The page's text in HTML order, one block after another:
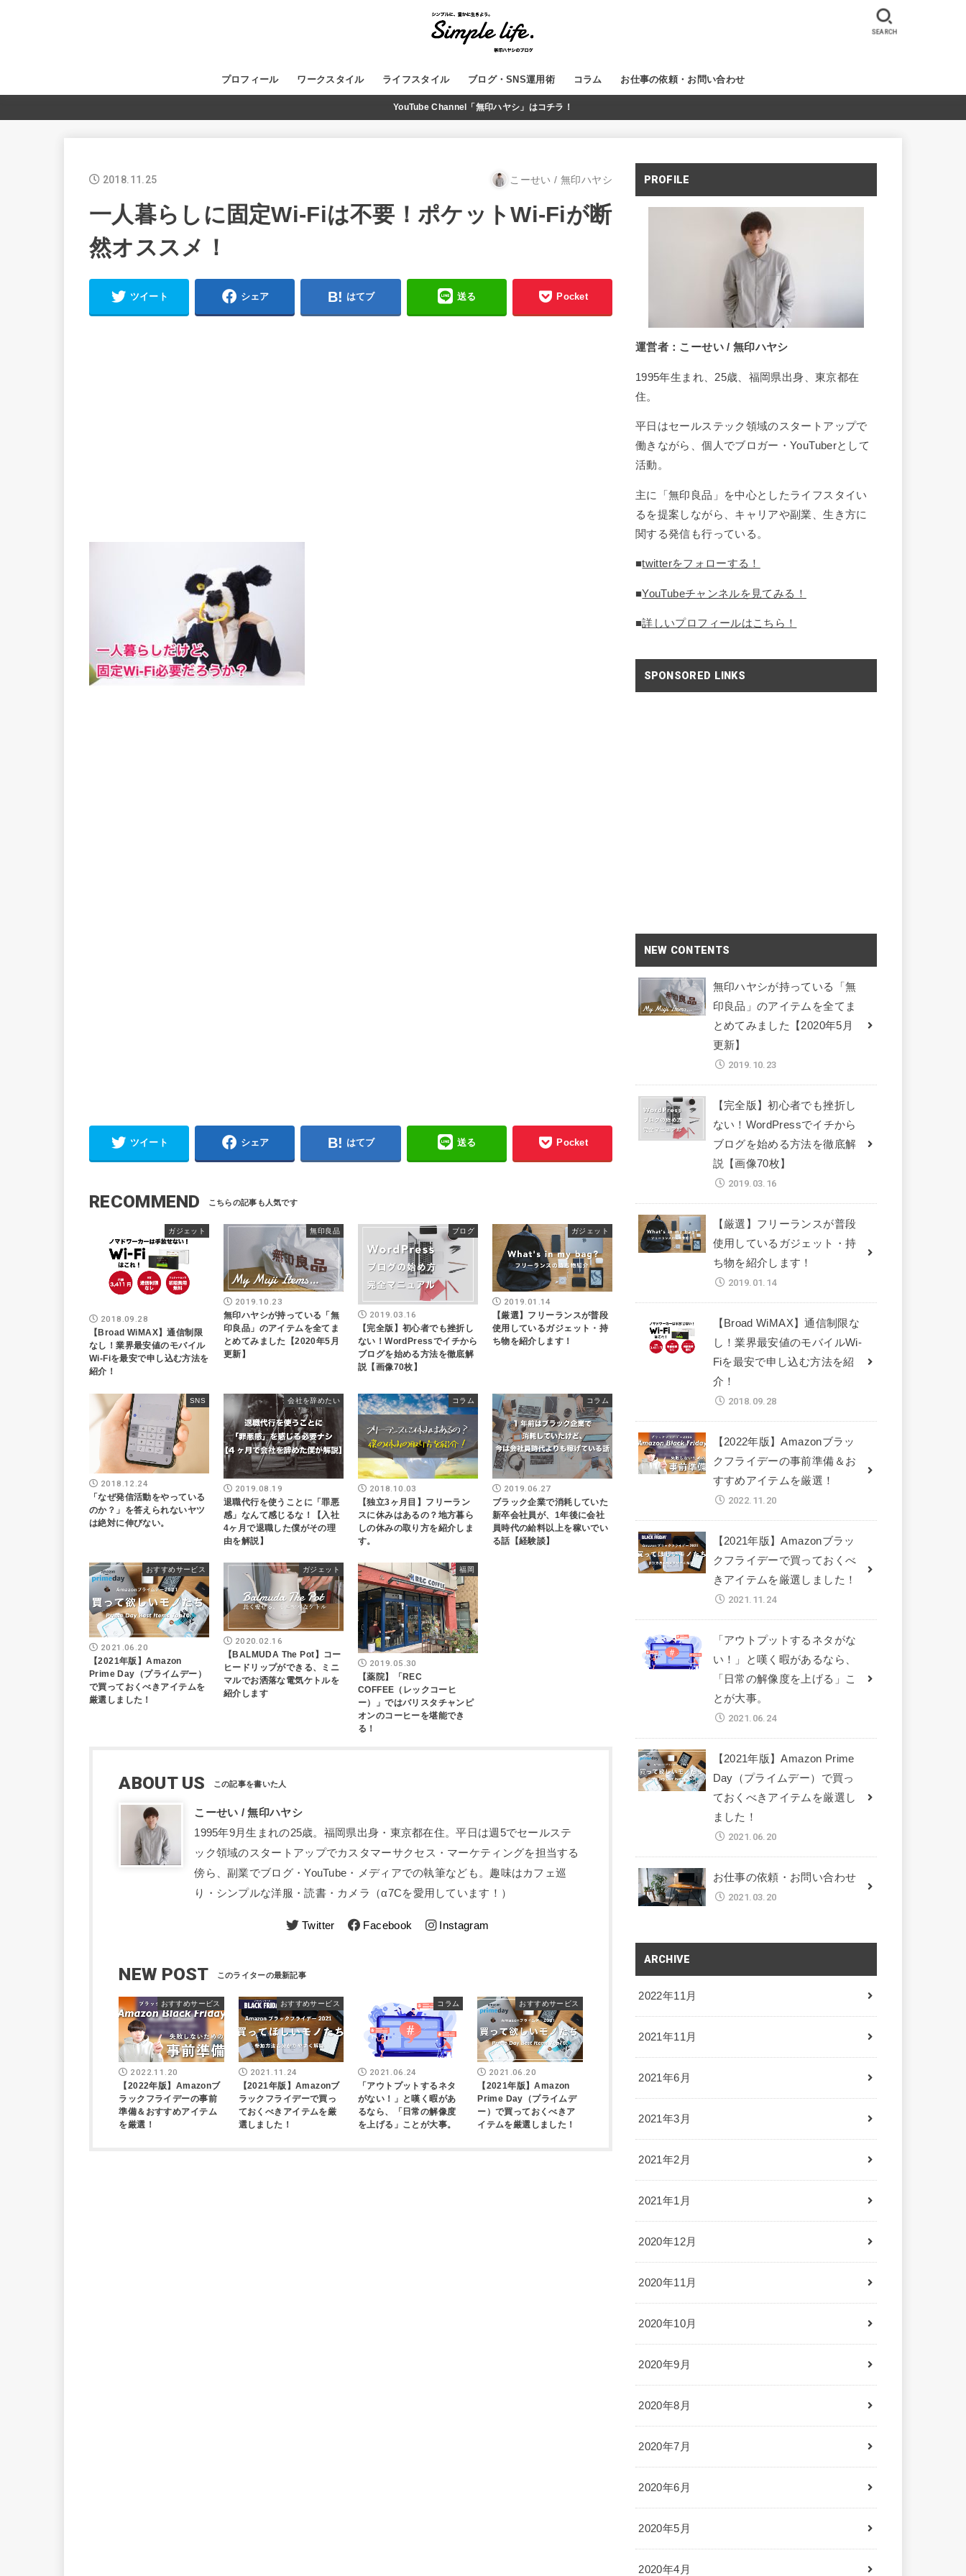
プロフィール ワークスタイル ライフスタイル
GADGET
MUJI
ブログ・SNS運用術
WordPress
ブログ運営
SNS
YouTube
コラム お仕事の依頼・お問い合わせ
SEARCH
YouTube Channel「無印ハヤシ」はコチラ！
2018.11.25 こーせい / 無印ハヤシ
一人暮らしに固定Wi-Fiは不要！ポケットWi-Fiが断
然オススメ！
ツイート シェア はてブ 送る Pocket
ツイート シェア はてブ 送る Pocket
RECOMMEND
ガジェット
2018.09.28
【Broad WiMAX】通信制限
なし！業界最安値のモバイル
Wi-Fiを最安で申し込む方法を
紹介！
無印良品
2019.10.23
無印ハヤシが持っている「無
印良品」のアイテムを全てま
とめてみました【2020年5月
更新】
ブログ
2019.03.16
【完全版】初心者でも挫折し
ない！WordPressでイチから
ブログを始める方法を徹底解
説【画像70枚】
ガジェット
2019.01.14
【厳選】フリーランスが普段
使用しているガジェット・持
ち物を紹介します！
SNS
2018.12.24
「なぜ発信活動をやっている
のか？」を答えられないヤツ
は絶対に伸びない。
会社を辞めたい
2019.08.19
退職代行を使うことに「罪悪
感」なんて感じるな！【入社
4ヶ月で退職した僕がその理
由を解説】
コラム
2018.10.03
【独立3ヶ月目】フリーラン
スに休みはあるの？地方暮ら
しの休みの取り方を紹介しま
す。
コラム
2019.06.27
ブラック企業で消耗していた
新卒会社員が、1年後に会社
員時代の給料以上を稼いでい
る話【経験談】
おすすめサービス
2021.06.20
【2021年版】Amazon
Prime Day（プライムデー）
で買っておくべきアイテムを
厳選しました！
ガジェット
2020.02.16
【BALMUDA The Pot】コー
ヒードリップができる、ミニ
マルでお洒落な電気ケトルを
紹介します
福岡
2019.05.30
【薬院】「REC
COFFEE（レックコーヒ
ー）」ではバリスタチャンピ
オンのコーヒーを堪能でき
る！
ABOUT US
こーせい / 無印ハヤシ
1995年9月生まれの25歳。福岡県出身・東京都在住。平日は週5でセールステ
ック領域のスタートアップでカスタマーサクセス・マーケティングを担当する
傍ら、副業でブログ・YouTube・メディアでの執筆なども。趣味はカフェ巡
り・シンプルな洋服・読書・カメラ（α7Cを愛用しています！）
Twitter Facebook Instagram
NEW POST
おすすめサービス
2022.11.20
【2022年版】Amazonブ
ラックフライデーの事前
準備＆おすすめアイテム
を厳選！
おすすめサービス
2021.11.24
【2021年版】Amazonブ
ラックフライデーで買っ
ておくべきアイテムを厳
選しました！
コラム
2021.06.24
「アウトプットするネタ
がない！」と嘆く暇があ
るなら、「日常の解像度
を上げる」ことが大事。
おすすめサービス
2021.06.20
【2021年版】Amazon
Prime Day（プライムデ
ー）で買っておくべきア
イテムを厳選しました！
PROFILE
運営者：こーせい / 無印ハヤシ
1995年生まれ、25歳、福岡県出身、東京都在
住。
平日はセールステック領域のスタートアップで
働きながら、個人でブロガー・YouTuberとして
活動。
主に「無印良品」を中心としたライフスタイい
るを提案しながら、キャリアや副業、生き方に
関する発信も行っている。
■twitterをフォローする！
■YouTubeチャンネルを見てみる！
■詳しいプロフィールはこちら！
SPONSORED LINKS
NEW CONTENTS
無印ハヤシが持っている「無
印良品」のアイテムを全てま
とめてみました【2020年5月
更新】
2019.10.23
【完全版】初心者でも挫折し
ない！WordPressでイチから
ブログを始める方法を徹底解
説【画像70枚】
2019.03.16
【厳選】フリーランスが普段
使用しているガジェット・持
ち物を紹介します！
2019.01.14
【Broad WiMAX】通信制限な
し！業界最安値のモバイルWi-
Fiを最安で申し込む方法を紹
介！
2018.09.28
【2022年版】Amazonブラッ
クフライデーの事前準備＆お
すすめアイテムを厳選！
2022.11.20
【2021年版】Amazonブラッ
クフライデーで買っておくべ
きアイテムを厳選しました！
2021.11.24
「アウトプットするネタがな
い！」と嘆く暇があるなら、
「日常の解像度を上げる」こ
とが大事。
2021.06.24
【2021年版】Amazon Prime
Day（プライムデー）で買っ
ておくべきアイテムを厳選し
ました！
2021.06.20
お仕事の依頼・お問い合わせ
2021.03.20
ARCHIVE
2022年11月
2021年11月
2021年6月
2021年3月
2021年2月
2021年1月
2020年12月
2020年11月
2020年10月
2020年9月
2020年8月
2020年7月
2020年6月
2020年5月
2020年4月